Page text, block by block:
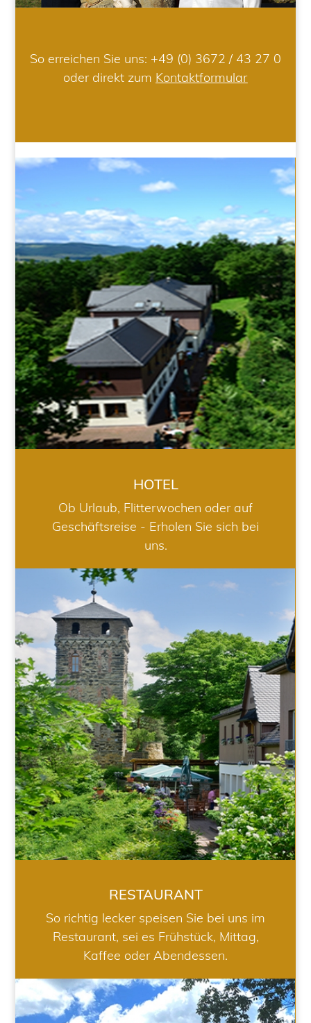
So erreichen Sie uns: +49 (0) 3672 / 43 27 0
oder direkt zum Kontaktformular
HOTEL
HOTEL
Ob Urlaub, Flitterwochen oder auf
Geschäftsreise - Erholen Sie sich bei
uns.
RESTAURANT
RESTAURANT
So richtig lecker speisen Sie bei uns im
Restaurant, sei es Frühstück, Mittag,
Kaffee oder Abendessen.